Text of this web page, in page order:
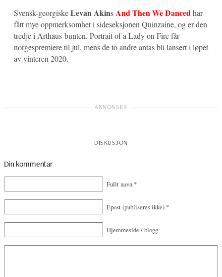
Svensk-georgiskeLevan AkinsAnd Then We Dancedhar
fått mye oppmerksomhet i sideseksjonen Quinzaine, og er den
tredje i Arthaus-bunten. Portrait of a Lady on Fire får
norgespremiere til jul, mens de to andre antas bli lansert i løpet
av vinteren 2020.
Din kommentar
Fullt navn *
Epost(publiseres ikke) *
Hjemmeside / blogg